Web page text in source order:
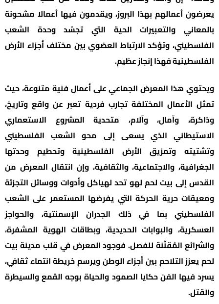
يعرضون أعمالهم بهذا البروز، ويقدمون فيها أعمالا مشحونة
بالمعاني والتعبيرات الحية التي تجسّد وحدة الشعب
الفلسطيني، وتؤكد الارتباط العضوي بين مختلف أجزاء الأرض
الفلسطينية فهذا إنجاز عظيم.
ويحتوي هذا المعرض الجماعي على أعمال فنية متنوعة، حيث
تمثل الأعمال المختلفة تجارب فردية تعبر عن واقع وتاريخ،
وذاكرة، وآمال، وآلام، متحدية المشروع الاستعماري
الاستيطاني الذي يسعى إلى محو الشعب الفلسطيني
وتشتيته وتمزيق الأرض الفلسطينية وتحطيم وحدتها
الجغرافية، والاجتماعية، والثقافية، وإن انتقال المعرض من
القدس إلى بيت لحم لهو تحد لهياكل وأدوات ووسائل التجزئة
ومعيقات حرية الحركة التي يفرضها المستعمر على الشعب
الفلسطيني بما في ذلك الجدران الإسمنتية، والحواجز
العسكرية، والبوابات الحديدية، وبطاقات الهوية المشفرة،
والشرائع المُقنّنة للفصل. فوجود المعرض في قلب مدينة بيت
لحم يعزز التلاحم بين أجزاء الوطن ويرسم خريطة انتماء ثقافي،
يسرد فيها الفن حكايا الصمود والحياة بوجه القمع والسيطرة
والقتل.